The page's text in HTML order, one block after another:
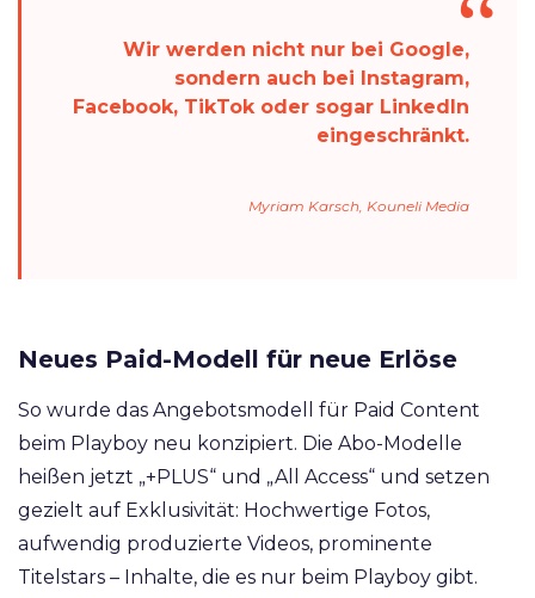
Wir werden nicht nur bei Google,
sondern auch bei Instagram,
Facebook, TikTok oder sogar LinkedIn
eingeschränkt.
Myriam Karsch, Kouneli Media
Neues Paid-Modell für neue Erlöse
So wurde das Angebotsmodell für Paid Content
beim Playboy neu konzipiert. Die Abo-Modelle
heißen jetzt „+PLUS“ und „All Access“ und setzen
gezielt auf Exklusivität: Hochwertige Fotos,
aufwendig produzierte Videos, prominente
Titelstars – Inhalte, die es nur beim Playboy gibt.